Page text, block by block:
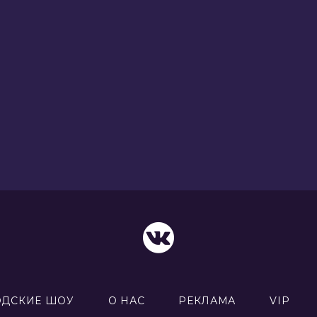
ШОУ О НАС РЕКЛАМА VIP